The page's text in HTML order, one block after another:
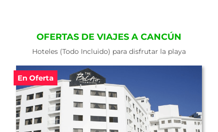
OFERTAS DE VIAJES A CANCÚN
Hoteles (Todo Incluido) para disfrutar la playa
En Oferta